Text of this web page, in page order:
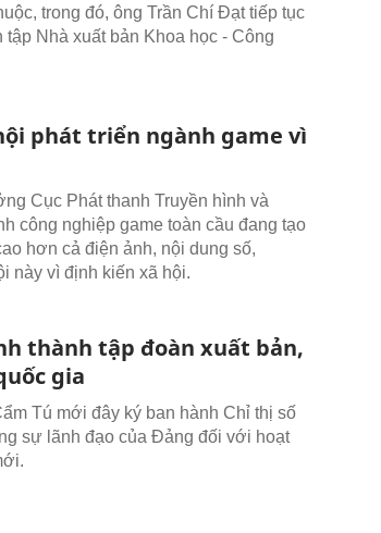
trong đó, ông Trần Chí Đạt tiếp tục
Nhà xuất bản Khoa học - Công
phát triển ngành game vì
Cục Phát thanh Truyền hình và
công nghiệp game toàn cầu đang tạo
hơn cả điện ảnh, nội dung số,
này vì định kiến xã hội.
thành tập đoàn xuất bản,
gia
Tú mới đây ký ban hành Chỉ thị số
sự lãnh đạo của Đảng đối với hoạt